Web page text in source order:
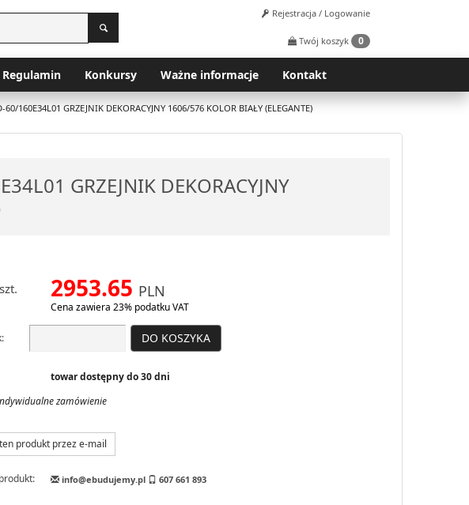
Rejestracja / Logowanie
Twój koszyk 0
Regulamin Konkursy Ważne informacje Kontakt
160E34L01 GRZEJNIK DEKORACYJNY 1606/576 KOLOR BIAŁY (ELEGANTE)
GRZEJNIK DEKORACYJNY
2953.65 PLN
Cena zawiera 23% podatku VAT
DO KOSZYKA
towar dostępny do 30 dni
zamówienie
produkt przez e-mail
info@ebudujemy.pl 607 661 893